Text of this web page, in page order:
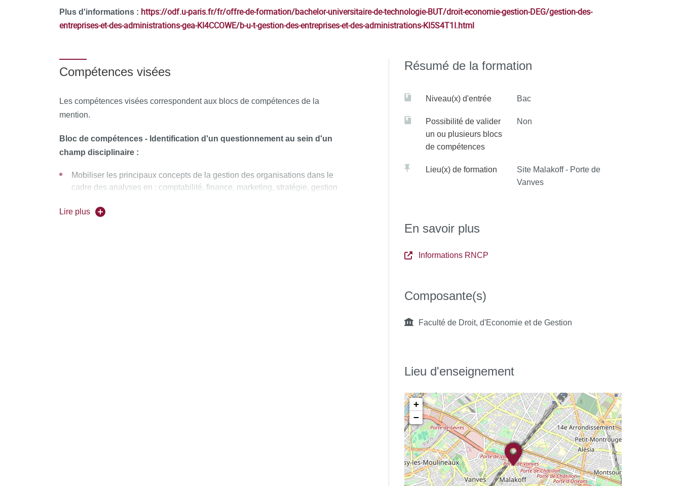
Plus d'informations : https://odf.u-paris.fr/fr/offre-de-formation/bachelor-universitaire-de-technologie-BUT/droit-economie-gestion-DEG/gestion-des-
entreprises-et-des-administrations-gea-KI4CCOWE/b-u-t-gestion-des-entreprises-et-des-administrations-KI5S4T1I.html
Compétences visées
Les compétences visées correspondent aux blocs de compétences de la
mention.
Bloc de compétences - Identification d'un questionnement au sein d'un
champ disciplinaire :
Mobiliser les principaux concepts de la gestion des organisations dans le
cadre des analyses en : comptabilité, finance, marketing, stratégie, gestion
Lire plus
Résumé de la formation
Niveau(x) d'entrée Bac
Possibilité de valider
un ou plusieurs blocs
de compétences
Non
Lieu(x) de formation
Site Malakoff - Porte de
Vanves
En savoir plus
Informations RNCP
Composante(s)
Faculté de Droit, d'Economie et de Gestion
Lieu d'enseignement
+
−